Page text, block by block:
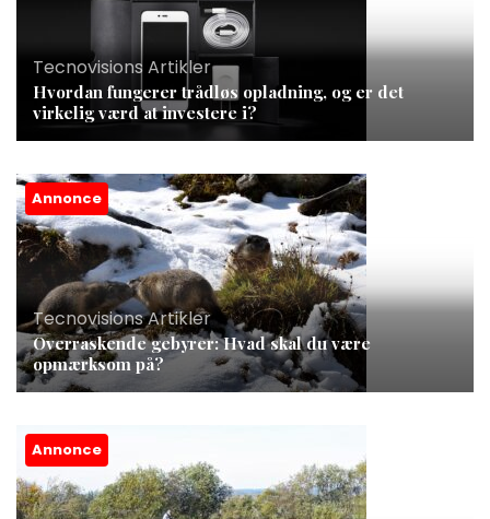
Tecnovisions Artikler
Hvordan fungerer trådløs opladning, og er det
virkelig værd at investere i?
Annonce
Tecnovisions Artikler
Overraskende gebyrer: Hvad skal du være
opmærksom på?
Annonce